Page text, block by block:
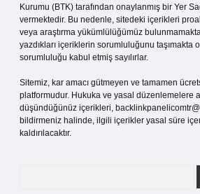
Kurumu (BTK) tarafından onaylanmış bir Yer
vermektedir. Bu nedenle, sitedeki içerikleri
veya araştırma yükümlülüğümüz
yazdıkları içeriklerin sorumluluğunu taşımakta
sorumluluğu kabul etmiş sayılırlar.
Sitemiz, kar amacı gütmeyen ve tamamen
platformudur. Hukuka ve yasal düzenlemelere
düşündüğünüz içerikleri,
bildirmeniz halinde, ilgili içerikler yasal süre
kaldırılacaktır.